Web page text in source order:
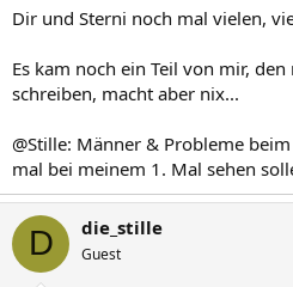
Dir und Sterni noch mal vielen,
Es kam noch ein Teil von mir,
schreiben, macht aber nix...
@Stille: Männer & Probleme
mal bei meinem 1. Mal sehen
D die_stille
Guest